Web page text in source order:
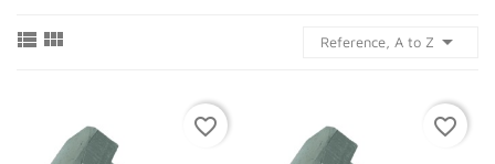
  Reference, A to Z 
favorite_border favorite_border